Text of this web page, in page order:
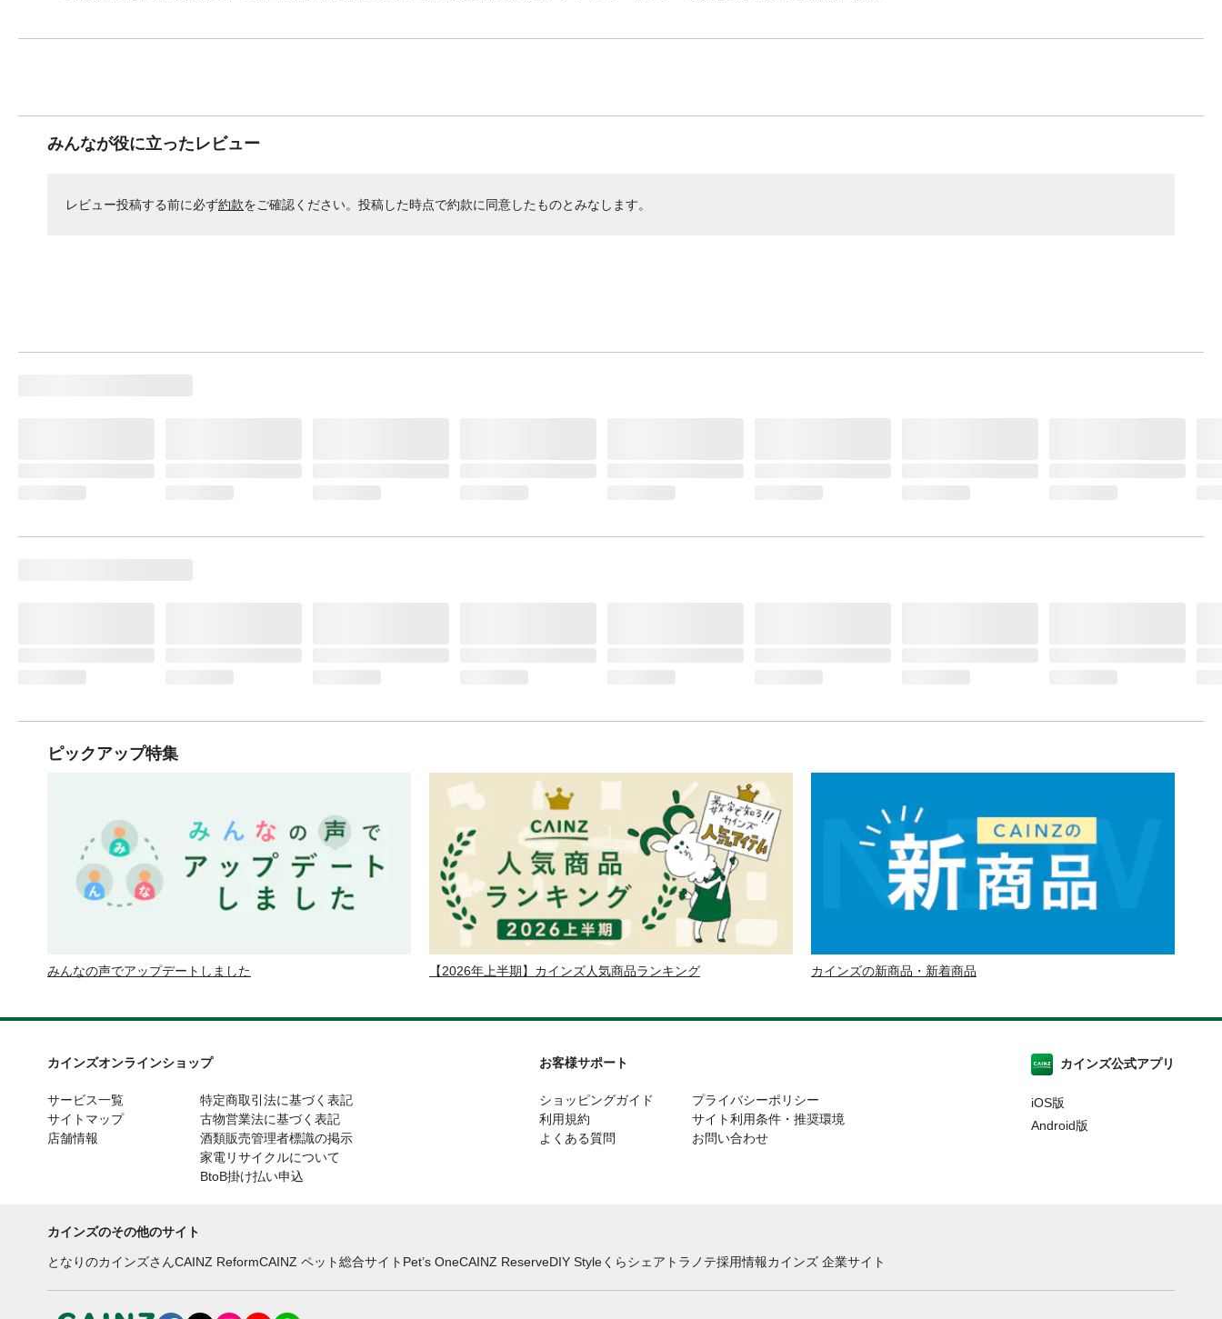
みんなが役に立ったレビュー
レビュー投稿する前に必ず約款をご確認ください。投稿した時点で約款に同意したものとみなします。
ピックアップ特集
みんなの声でアップデートしました 【2026年上半期】カインズ人気商品ランキング カインズの新商品・新着商品
カインズオンラインショップ
サービス一覧
サイトマップ
店舗情報
特定商取引法に基づく表記
古物営業法に基づく表記
酒類販売管理者標識の掲示
家電リサイクルについて
BtoB掛け払い申込
お客様サポート
ショッピングガイド
利用規約
よくある質問
プライバシーポリシー
サイト利用条件・推奨環境
お問い合わせ
カインズ公式アプリ
iOS版
Android版
カインズのその他のサイト
となりのカインズさんCAINZ ReformCAINZ ペット総合サイト Pet’s OneCAINZ ReserveDIY Styleくらシェア トラノテ採用情報カインズ 企業サイト